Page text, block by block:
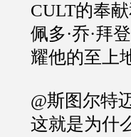
CULT的奉
佩多·乔·拜
耀他的至上
@斯图尔特
这就是为什